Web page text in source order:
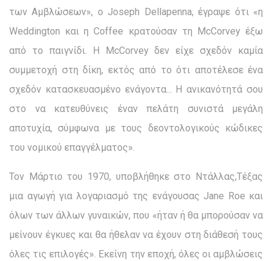
των Αμβλώσεων», ο Joseph Dellapenna, έγραψε ότι «η
Weddington και η Coffee κρατούσαν τη McCorvey έξω
από το παιγνίδι. Η McCorvey δεν είχε σχεδόν καμία
συμμετοχή στη δίκη, εκτός από το ότι αποτέλεσε ένα
σχεδόν κατασκευασμένο ενάγοντα... Η ανικανότητά σου
στο να κατευθύνεις έναν πελάτη συνιστά μεγάλη
αποτυχία, σύμφωνα με τους δεοντολογικούς κώδικες
του νομικού επαγγέλματος».
Τον Μάρτιο του 1970, υποβλήθηκε στο Ντάλλας,Τέξας
μια αγωγή για λογαριασμό της ενάγουσας Jane Roe και
όλων των άλλων γυναικών, που «ήταν ή θα μπορούσαν να
μείνουν έγκυες και θα ήθελαν να έχουν στη διάθεσή τους
όλες τις επιλογές». Εκείνη την εποχή, όλες οι αμβλώσεις